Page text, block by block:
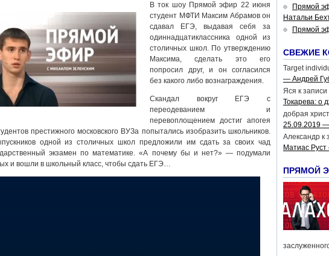
В ток шоу Прямой эфир 22 июня
студент МФТИ Максим Абрамов он
сдавал ЕГЭ, выдавая себя за
одиннадцатиклассника одной из
столичных школ. По утверждению
Максима, сделать это его
попросил друг, и он согласился
без какого либо вознаграждения.
Скандал вокруг ЕГЭ с
переодеванием и
перевоплощением достиг апогея
престижного московского ВУЗа попытались изобразить школьников.
одной из столичных школ предложили им сдать за своих чад
экзамен по математике. «А почему бы и нет?» — подумали
и вошли в школьный класс, чтобы сдать ЕГЭ…
Прямой
Натальи
Прямой
СВЕЖИЕ
Target
— Андрей
Яся к записи
Токарева: о
добрая
25.09.2019
Александр к
Матиас
ПРЯМОЙ